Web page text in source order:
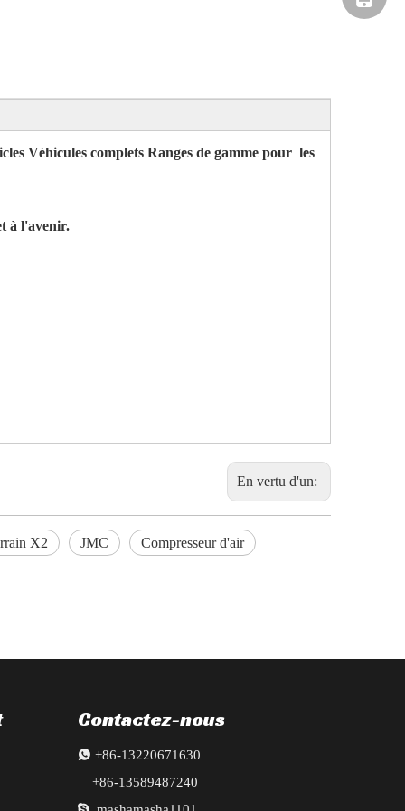
Véhicules complets Ranges de gamme pour les
à l'avenir.
En vertu d'un:
X2 JMC Compresseur d'air
Contactez-nous
 +86-13220671630
+86-13589487240